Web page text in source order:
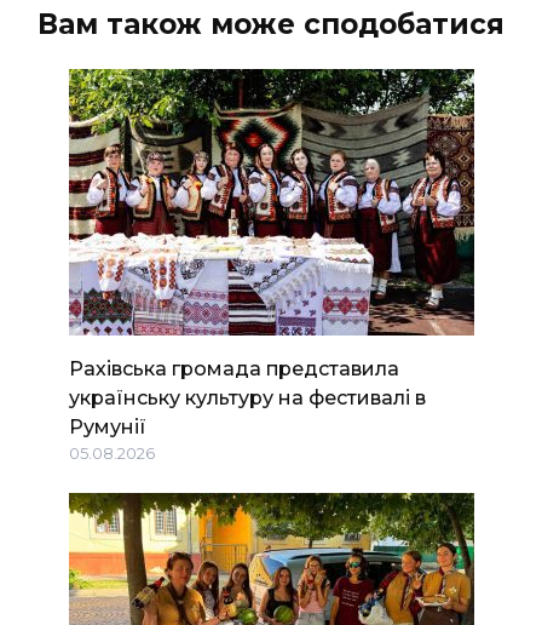
ВІДЕО
Вам також може сподобатися
Рахівська громада представила
українську культуру на фестивалі в
Румунії
05.08.2026